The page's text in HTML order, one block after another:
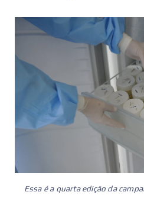
Essa é a quarta edição da